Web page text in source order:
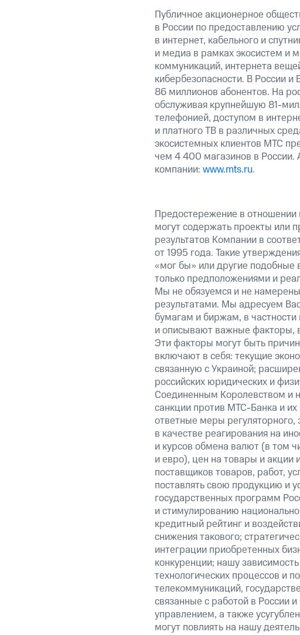
Публичное акционерное
в России по предоставлению
в интернет, кабельного и
и медиа в рамках экосистем и
коммуникаций, интернета
кибербезопасности. В России
86 миллионов абонентов. На
обслуживая крупнейшую 81-
телефонией, доступом в
и платного ТВ в различных
экосистемных клиентов МТС
чем 4 400 магазинов в
компании: www.mts.ru.
Предостережение в отношении
могут содержать проекты или
результатов Компании в
от 1995 года. Такие
«мог бы» или другие подобные
только предположениями и
Мы не обязуемся и не
результатами. Мы адресуем
бумагам и биржам, в
и описывают важные факторы,
Эти факторы могут быть
включают в себя: текущие
связанную с Украиной;
российских юридических и
Соединенным Королевством и
санкции против МТС-Банка и их
ответные меры регуляторного,
в качестве реагирования на
и курсов обмена валют (в том
и евро), цен на товары и акции
поставщиков товаров, работ,
поставлять свою продукцию и
государственных программ
и стимулированию
кредитный рейтинг и
снижения такового;
интеграции приобретенных
конкуренции; нашу
технологических процессов и
телекоммуникаций,
связанные с работой в России
управлением, а также
могут повлиять на нашу